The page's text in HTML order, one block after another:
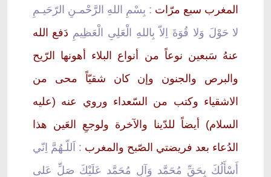
المغرب سبع مرّات : بِسْمِ اللهِ الرَّحْمـنِ الرّحَيـمِ
لا حَوْلَ وَلا قُوَةَ اِلاّ بِاللهِ الْعَلِىِ الْعَظِيمِ دَفع الله
عنهُ سَبعين نوعاً من أنواع البلاء أهونها الرّيح
والبرص والجنون وإن كان شقيّاً محى من
الاشقياء وكتب من السّعداء وروي عنه (عليه
السلام) أيضاً للدّينا والآخرة ولوجعِ العَين هذا
الدُعاء بعد فريضتي الصّبح والمغرب : اَللّـهُمَّ اِنّي
أَسْأَلُكَ بِحَقِّ مُحَمَّد وَآلِ مُحَمَّد عَلَيْكَ صَلِّ عَلى